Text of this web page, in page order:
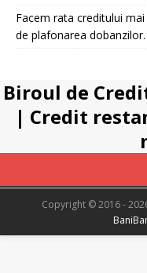
Facem rata creditului
de plafonarea dobanzilor.
Biroul de
| Credit
Copyright © 2016 -